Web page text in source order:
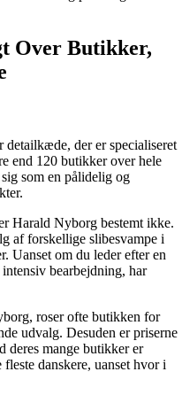
Over Butikker,
der er specialiseret
end 120 butikker over hele
som en pålidelig og
Harald Nyborg bestemt ikke.
af forskellige slibesvampe i
Uanset om du leder efter en
bearbejdning, har
roser ofte butikken for
udvalg. Desuden er priserne
deres mange butikker er
danskere, uanset hvor i